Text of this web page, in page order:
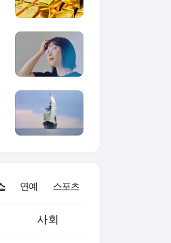
연예 스포츠
사회